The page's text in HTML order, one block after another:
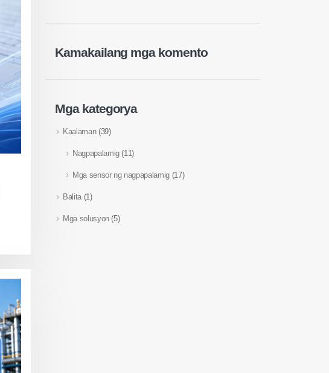
Kamakailang mga komento
Mga kategorya
Kaalaman(39)
Nagpapalamig(11)
Mga sensor ng nagpapalamig(17)
Balita(1)
Mga solusyon(5)